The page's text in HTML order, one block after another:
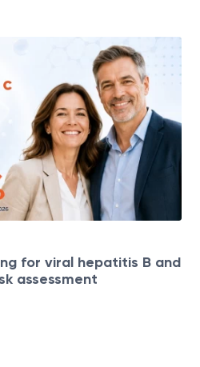
for viral hepatitis B and
assessment